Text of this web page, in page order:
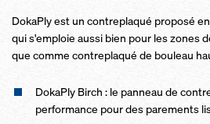
DokaPly est un contreplaqué proposé
qui s'emploie aussi bien pour les zones
que comme contreplaqué de bouleau
DokaPly Birch : le panneau de
performance pour des parements